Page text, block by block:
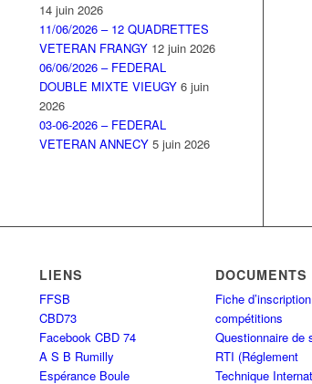
14 juin 2026
11/06/2026 – 12 QUADRETTES
VETERAN FRANGY 12 juin 2026
06/06/2026 – FEDERAL
DOUBLE MIXTE VIEUGY 6 juin
2026
03-06-2026 – FEDERAL
VETERAN ANNECY 5 juin 2026
LIENS
FFSB
CBD73
Facebook CBD 74
A S B Rumilly
Espérance Boule
DOCUMENTS
Fiche
compétitions
Questionnaire de
RTI (Réglement
Technique